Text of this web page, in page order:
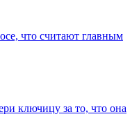
что считают главным
ключицу за то, что она